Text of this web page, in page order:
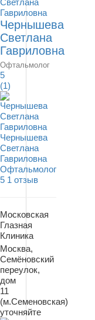
Чернышева
Светлана
Гавриловна
Офтальмолог
5
(1)
Чернышева
Светлана
Гавриловна
Офтальмолог
5 1 отзыв
Московская
Глазная
Клиника
Москва,
Семёновский
переулок,
дом
11
(м.Семеновская)
уточняйте